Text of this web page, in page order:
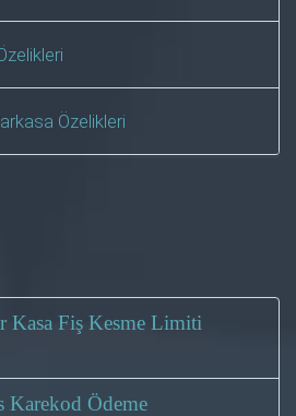
Özelikleri
Kasa Fiş Kesme Limiti
Karekod Ödeme